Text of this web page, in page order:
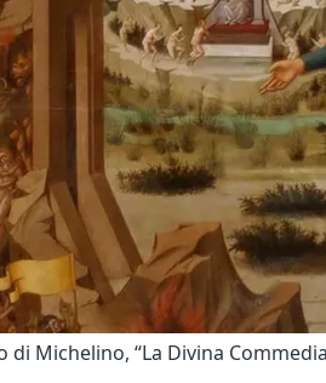
Michelino, “La Divina